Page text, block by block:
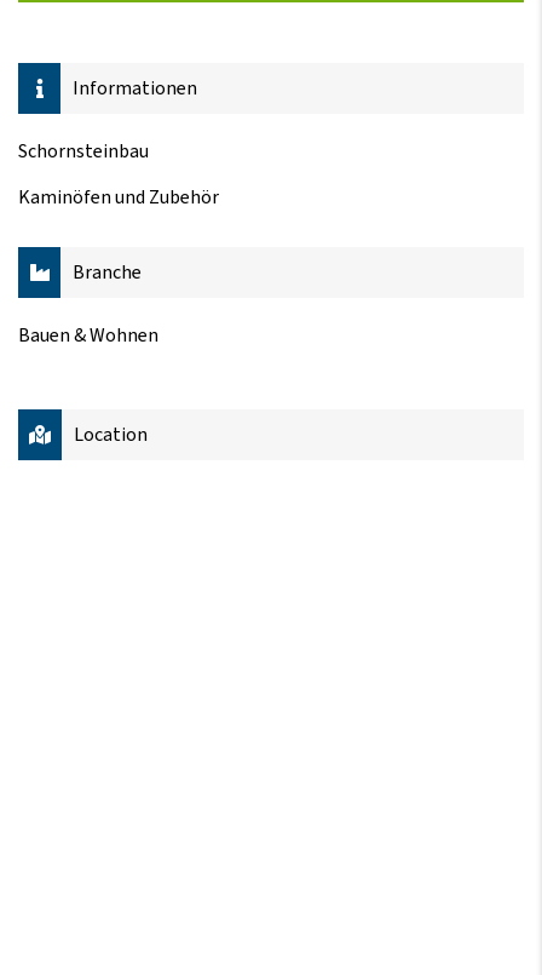
Informationen
Schornsteinbau
Kaminöfen und Zubehör
Branche
Bauen & Wohnen
Location